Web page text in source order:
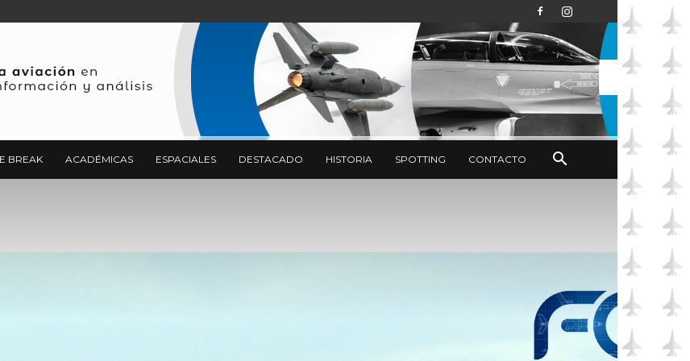
BREAK ACADÉMICAS ESPACIALES DESTACADO HISTORIA SPOTTING CONTACTO